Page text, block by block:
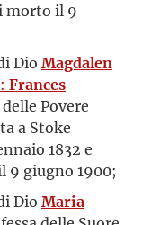
morto il 9
Dio Magdalen
Frances
Povere
a Stoke
1832 e
9 giugno 1900;
Dio Maria